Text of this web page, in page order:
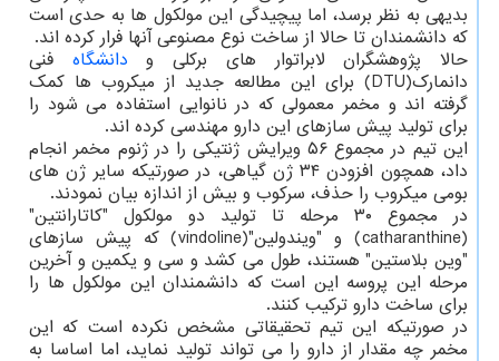
بدیهی به نظر برسد، اما پیچیدگی این مولکول ها به حدی است
که دانشمندان تا حالا از ساخت نوع مصنوعی آنها فرار کرده اند.
حالا پژوهشگران لابراتوار های برکلی و دانشگاه فنی
دانمارک(DTU) برای این مطالعه جدید از میکروب ها کمک
گرفته اند و مخمر معمولی که در نانوایی استفاده می شود را
برای تولید پیش سازهای این دارو مهندسی کرده اند.
این تیم در مجموع ۵۶ ویرایش ژنتیکی را در ژنوم مخمر انجام
داد، همچون افزودن ۳۴ ژن گیاهی، در صورتیکه سایر ژن های
بومی میکروب را حذف، سرکوب و بیش از اندازه بیان نمودند.
در مجموع ۳۰ مرحله تا تولید دو مولکول "کاتارانتین"
(catharanthine) و "ویندولین"(vindoline) که پیش سازهای
"وین بلاستین" هستند، طول می کشد و سی و یکمین و آخرین
مرحله این پروسه این است که دانشمندان این مولکول ها را
برای ساخت دارو ترکیب کنند.
در صورتیکه این تیم تحقیقاتی مشخص نکرده است که این
مخمر چه مقدار از دارو را می تواند تولید نماید، اما اساسا به